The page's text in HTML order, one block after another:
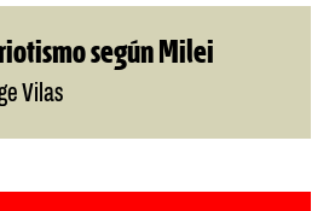
según Milei
Vilas